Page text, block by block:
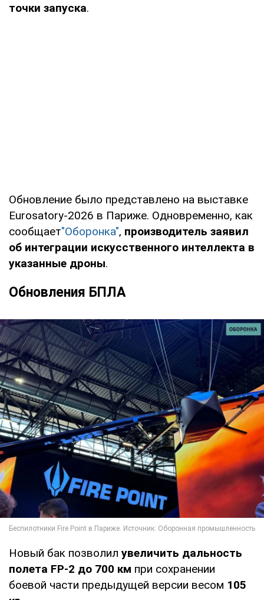
точки запуска.
Обновление было представлено на выставке
Eurosatory-2026 в Париже. Одновременно, как
сообщает"Оборонка", производитель заявил
об интеграции искусственного интеллекта в
указанные дроны.
Обновления БПЛА
Новый бак позволил увеличить дальность
полета FP-2 до 700 км при сохранении
боевой части предыдущей версии весом 105